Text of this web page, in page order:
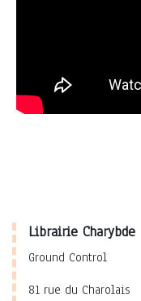
Librairie Charybde
Ground Control
81 rue du Charolais